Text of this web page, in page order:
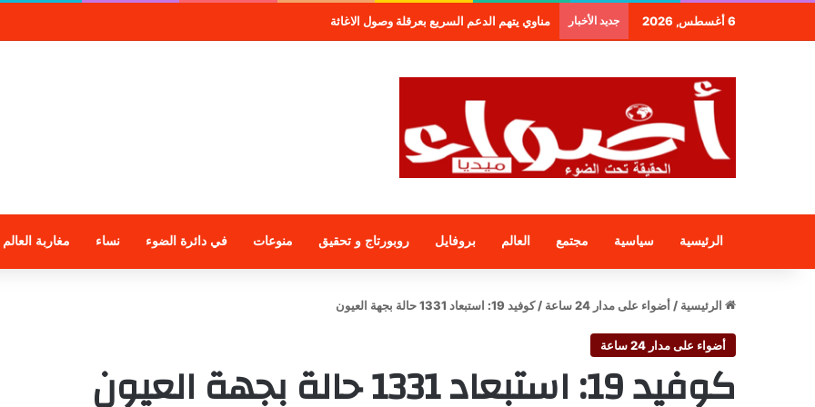
6 أغسطس, 2026 جديد الأخبار مناوي يتهم الدعم السريع بعرقلة وصول الاغاثة
الرئيسية سياسية مجتمع العالم بروفايل روبورتاج و تحقيق منوعات في دائرة الضوء نساء مغاربة العالم
الرئيسية / أضواء على مدار 24 ساعة / كوفيد 19: استبعاد 1331 حالة بجهة العيون
أضواء على مدار 24 ساعة
كوفيد 19: استبعاد 1331 حالة بجهة العيون